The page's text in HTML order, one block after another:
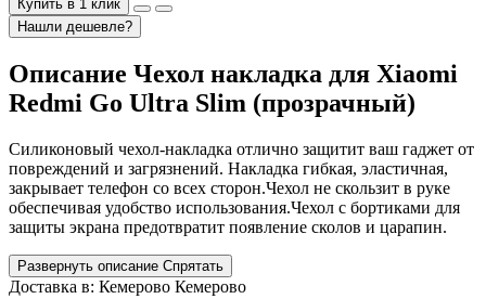
Купить в 1 клик
Нашли дешевле?
Описание Чехол накладка для Xiaomi
Redmi Go Ultra Slim (прозрачный)
Силиконовый чехол-накладка отлично защитит ваш гаджет от
повреждений и загрязнений. Накладка гибкая, эластичная,
закрывает телефон со всех сторон.Чехол не скользит в руке
обеспечивая удобство использования.Чехол с бортиками для
защиты экрана предотвратит появление сколов и царапин.
Развернуть описание Спрятать
Доставка в: Кемерово Кемерово